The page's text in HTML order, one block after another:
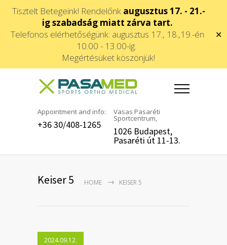
Tisztelt Betegeink! Rendelőnk augusztus 17. - 21.-
ig szabadság miatt zárva tart.
Telefonos elérhetőségünk: augusztus 17., 18.,19.-én
10.00 - 13.00-ig.
Megértésüket köszönjük!
✕
Appointment and info:
+36 30/408-1265
Vasas Pasaréti
Sportcentrum,
1026 Budapest,
Pasaréti út 11-13.
Keiser 5 HOME KEISER 5
2024.09.12.